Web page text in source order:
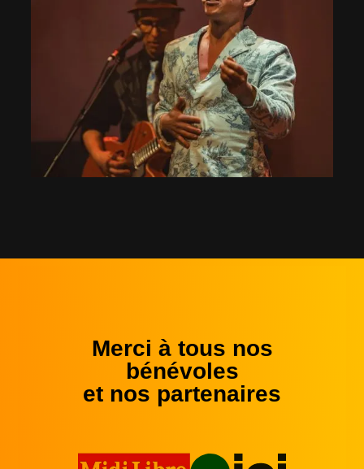
Merci à tous nos
bénévoles
et nos partenaires